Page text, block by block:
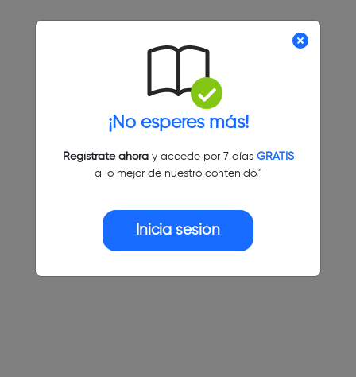
¡No esperes más!
Regístrate ahoray accede por 7 días GRATIS
a lo mejor de nuestro contenido."
Inicia sesión